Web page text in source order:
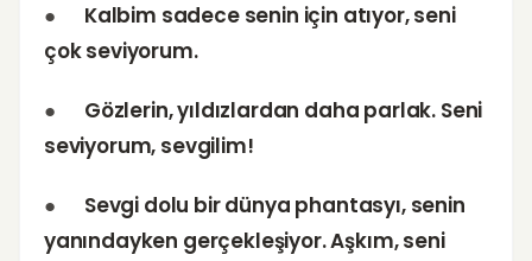
● Kalbim sadece senin için atıyor, seni
çok seviyorum.
● Gözlerin, yıldızlardan daha parlak. Seni
seviyorum, sevgilim!
● Sevgi dolu bir dünya phantasyı, senin
yanındayken gerçekleşiyor. Aşkım, seni